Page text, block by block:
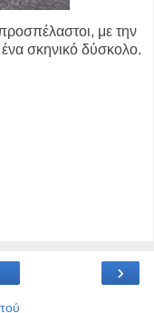
με την
σκηνικό δύσκολο.
›